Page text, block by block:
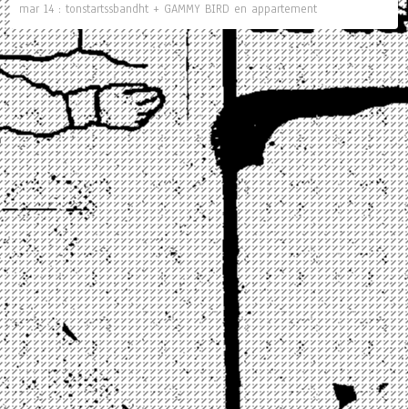
mar 14 : tonstartssbandht + GAMMY BIRD en appartement